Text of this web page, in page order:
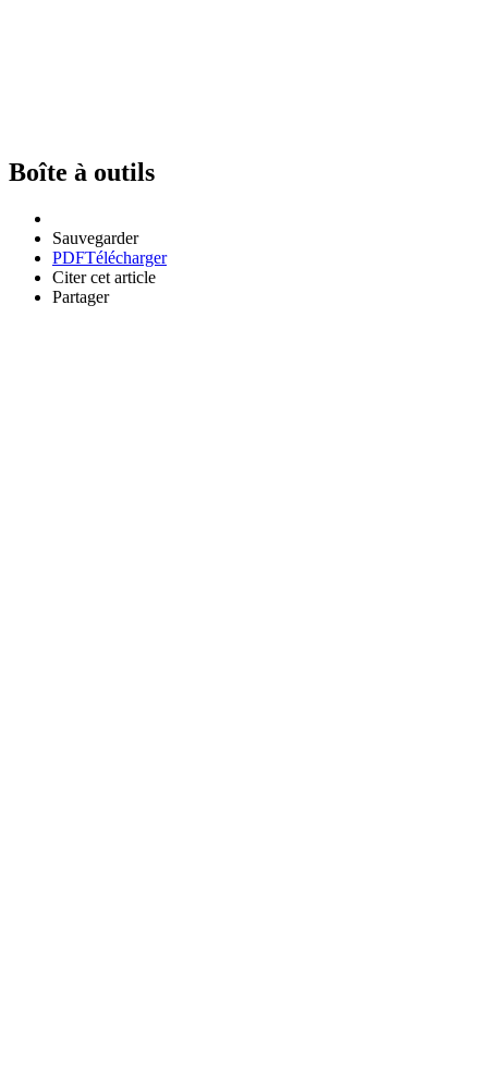
Boîte à outils
Sauvegarder
PDFTélécharger
Citer cet article
Partager